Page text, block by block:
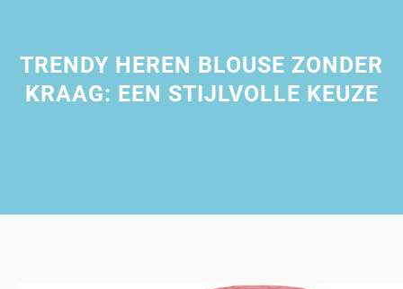
TRENDY HEREN BLOUSE ZONDER
KRAAG: EEN STIJLVOLLE KEUZE